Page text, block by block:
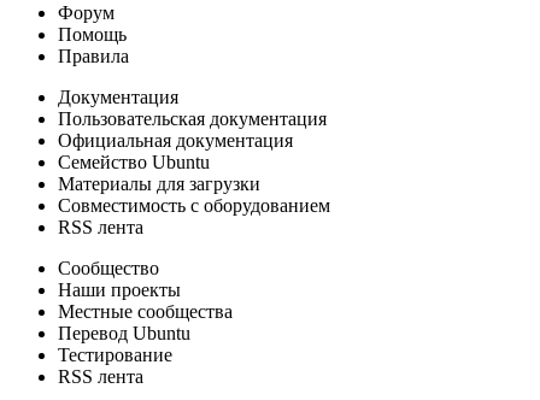
Форум
Помощь
Правила
Документация
Пользовательская документация
Официальная документация
Семейство Ubuntu
Материалы для загрузки
Совместимость с оборудованием
RSS лента
Сообщество
Наши проекты
Местные сообщества
Перевод Ubuntu
Тестирование
RSS лента